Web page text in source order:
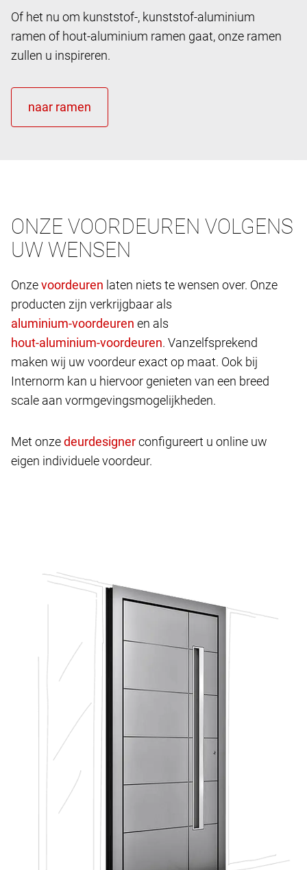
Of het nu om kunststof-, kunststof-aluminium
ramen of hout-aluminium ramen gaat, onze ramen
zullen u inspireren.
ONZE VOORDEUREN VOLGENS
UW WENSEN
Onze
laten niets te wensen over. Onze
producten zijn verkrijgbaar als
en als
. Vanzelfsprekend
maken wij uw voordeur exact op maat. Ook bij
Internorm kan u hiervoor genieten van een breed
scale aan vormgevingsmogelijkheden.
Met onze
configureert u online uw
eigen individuele voordeur.